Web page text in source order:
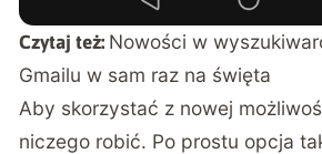
Czytaj też: Nowości w
Gmailu w sam raz na święta
Aby skorzystać z nowej
niczego robić. Po prostu opcja